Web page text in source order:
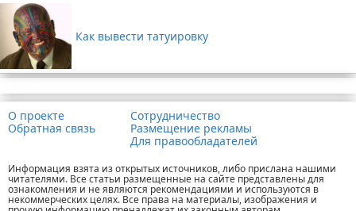
Как вывести татуировку
О проекте
Обратная связь
Сотрудничество
Размещение рекламы
Для правообладателей
Информация взята из открытых источников, либо прислана нашими
читателями. Все статьи размещенные на сайте представлены для
ознакомления и не являются рекомендациями и используются в
некоммерческих целях. Все права на материалы, изображения и